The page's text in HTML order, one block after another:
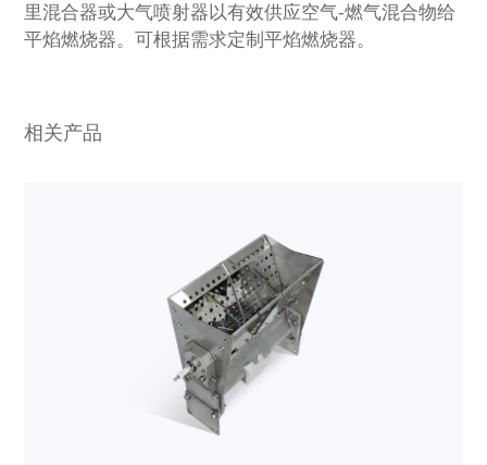
里混合器或大气喷射器以有效供应空气-燃气混合物给
平焰燃烧器。可根据需求定制平焰燃烧器。
相关产品